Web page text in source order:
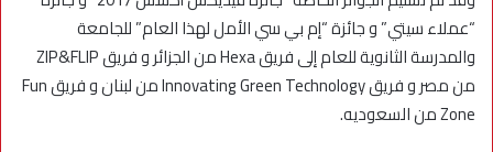
“عملاء سيتي” و جائزة “إم بي سي الأمل لهذا العام” للجامعة
والمدرسة الثانوية للعام إلى فريق Hexa من الجزائر و فريق ZIP&FLIP
من مصر و فريق Innovating Green Technology من لبنان و فريق Fun
Zone من السعوديه.